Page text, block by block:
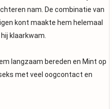
nam. De combinatie van
kont maakte hem helemaal
klaarkwam.
langzaam bereden en Mint op
met veel oogcontact en